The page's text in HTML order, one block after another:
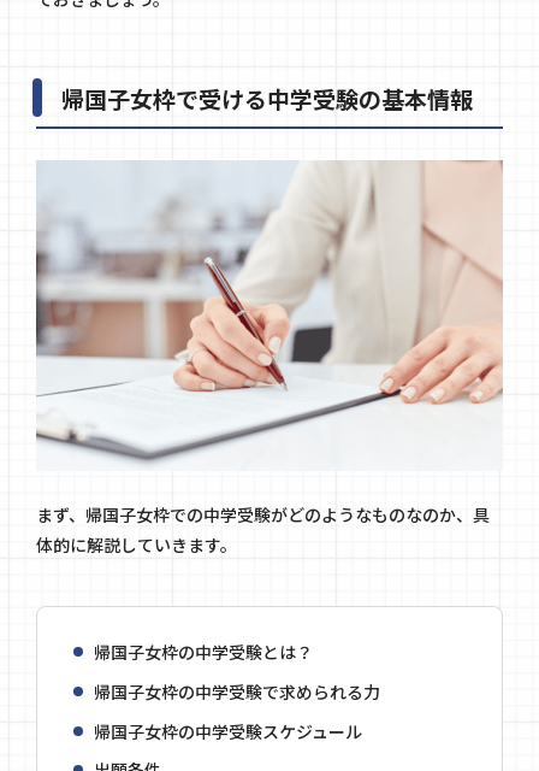
帰国子女枠で受ける中学受験の基本情報
まず、帰国子女枠での中学受験がどのようなものなのか、具
体的に解説していきます。
帰国子女枠の中学受験とは？
帰国子女枠の中学受験で求められる力
帰国子女枠の中学受験スケジュール